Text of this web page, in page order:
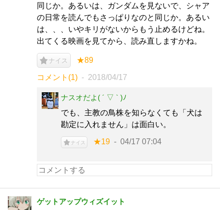
同じか。あるいは、ガンダムを見ないで、シャア
の日常を読んでもさっぱりなのと同じか。あるい
は、、、いやキリがないからもう止めるけどね。
出てくる映画を見てから、読み直しますかね。
ナイス ★89
コメント(1) 2018/04/17
ナスオだよ( ´ ▽ ` )ﾉ
でも、主教の鳥株を知らなくても「犬は
勘定に入れません」は面白い。
ナイス ★19 04/17 07:04
ゲットアップウィズイット